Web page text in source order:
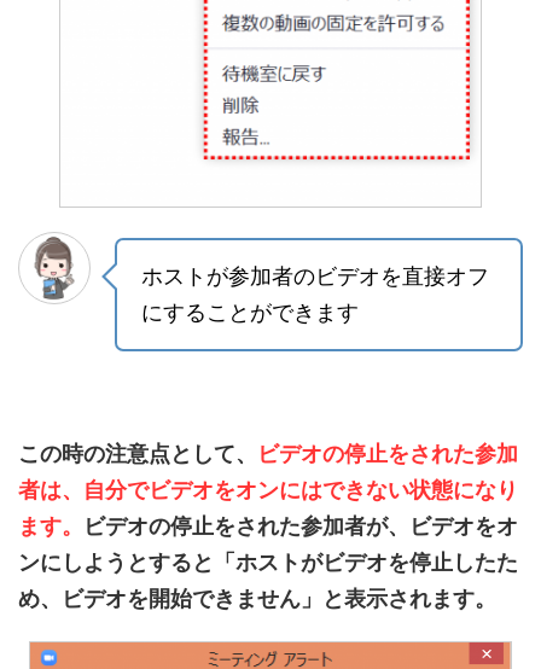
ホストが参加者のビデオを直接オフ
にすることができます
この時の注意点として、 ビデオの停止をされた参加
者は、自分でビデオをオンにはできない状態になり
ます。
ビデオの停止をされた参加者が、ビデオをオ
ンにしようとすると「ホストがビデオを停止したた
め、ビデオを開始できません」と表示されます。